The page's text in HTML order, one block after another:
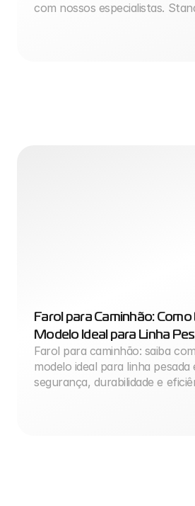
com nossos especialistas.
Farol para Caminhão:
Modelo Ideal para Linha
Farol para caminhão: saiba
modelo ideal para linha pesada
segurança, durabilidade e